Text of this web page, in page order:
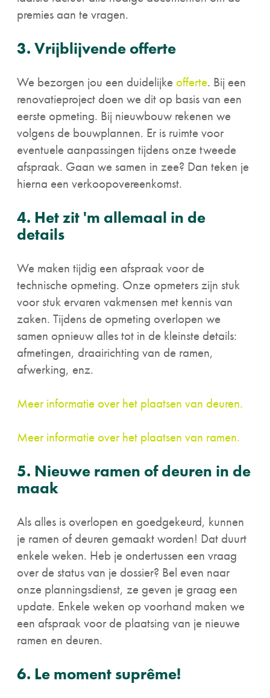
premies aan te vragen.
3. Vrijblijvende offerte
We bezorgen jou een duidelijkeofferte. Bij een
renovatieproject doen we dit op basis van een
eerste opmeting. Bij nieuwbouw rekenen we
volgens de bouwplannen. Er is ruimte voor
eventuele aanpassingen tijdens onze tweede
afspraak. Gaan we samen in zee? Dan teken je
hierna een verkoopovereenkomst.
4. Het zit 'm allemaal in de
details
We maken tijdig een afspraak voor de
technische opmeting. Onze opmeters zijn stuk
voor stuk ervaren vakmensen met kennis van
zaken. Tijdens de opmeting overlopen we
samen opnieuw alles tot in de kleinste details:
afmetingen, draairichting van de ramen,
afwerking, enz.
Meer informatie over het plaatsen van deuren.
Meer informatie over het plaatsen van ramen.
5. Nieuwe ramen of deuren in de
maak
Als alles is overlopen en goedgekeurd, kunnen
je ramen of deuren gemaakt worden! Dat duurt
enkele weken. Heb je ondertussen een vraag
over de status van je dossier? Bel even naar
onze planningsdienst, ze geven je graag een
update. Enkele weken op voorhand maken we
een afspraak voor de plaatsing van je nieuwe
ramen en deuren.
6. Le moment suprême!